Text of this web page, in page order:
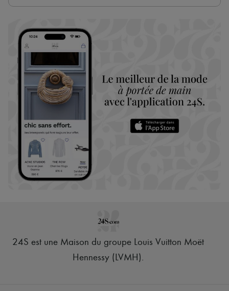
24S est une Maison du groupe Louis Vuitton Moët
Hennessy (LVMH).